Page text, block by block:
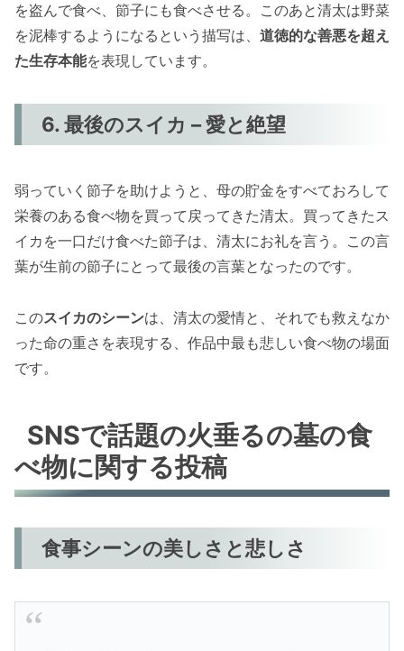
を盗んで食べ、節子にも食べさせる。このあと清太は野菜
を泥棒するようになるという描写は、 道徳的な善悪を超え
た生存本能を表現しています。
6. 最後のスイカ – 愛と絶望
弱っていく節子を助けようと、母の貯金をすべておろして
栄養のある食べ物を買って戻ってきた清太。買ってきたス
イカを一口だけ食べた節子は、清太にお礼を言う。この言
葉が生前の節子にとって最後の言葉となったのです。
このスイカのシーンは、清太の愛情と、それでも救えなか
った命の重さを表現する、作品中最も悲しい食べ物の場面
です。
SNSで話題の火垂るの墓の食
べ物に関する投稿
食事シーンの美しさと悲しさ